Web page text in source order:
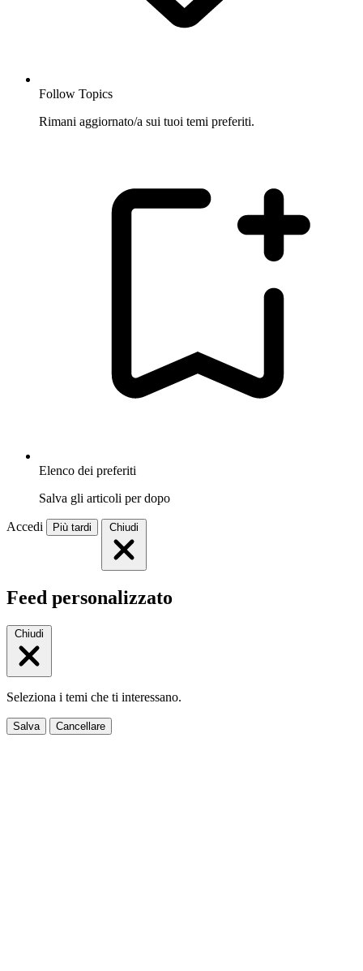
Follow Topics
Rimani aggiornato/a sui tuoi temi preferiti.
Elenco dei preferiti
Salva gli articoli per dopo
Accedi Più tardi Chiudi
Feed personalizzato
Chiudi
Seleziona i temi che ti interessano.
Salva Cancellare